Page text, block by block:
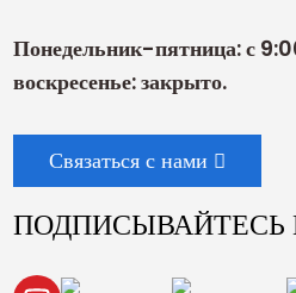
Понедельник-пятница: с
воскресенье: закрыто.
Связаться с нами
ПОДПИСЫВАЙТЕСЬ